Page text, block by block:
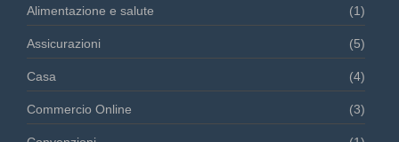
Alimentazione e salute (1)
Assicurazioni (5)
Casa (4)
Commercio Online (3)